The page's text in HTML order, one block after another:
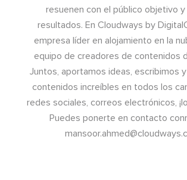
resuenen con el público objetivo y
resultados. En Cloudways by
empresa líder en alojamiento en la
equipo de creadores de contenidos
Juntos, aportamos ideas, escribimos
contenidos increíbles en todos los
redes sociales, correos electrónicos,
Puedes ponerte en contacto